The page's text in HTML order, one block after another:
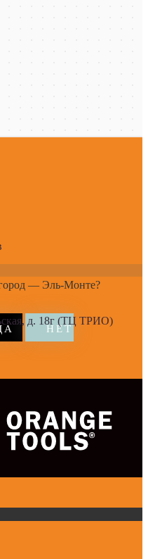
— Эль-Монте?
д. 18г (ТЦ ТРИО)